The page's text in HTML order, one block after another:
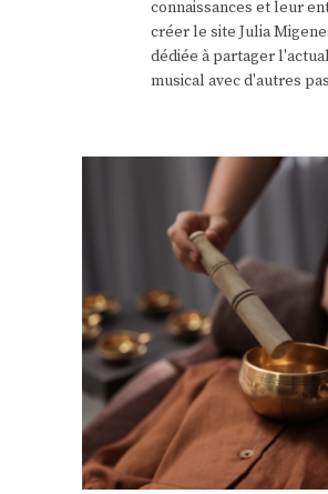
connaissances et leur
créer le site Julia
dédiée à partager
musical avec d'autres